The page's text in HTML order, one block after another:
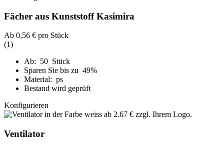
Fächer aus Kunststoff Kasimira
Ab 0,56 € pro Stück
(1)
Ab: 50 Stück
Sparen Sie bis zu 49%
Material: ps
Bestand wird geprüft
Konfigurieren
Ventilator